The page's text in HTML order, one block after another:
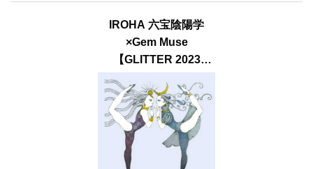
IROHA 六宝陰陽学
×Gem Muse
【GLITTER 2023
SUMMER issue】